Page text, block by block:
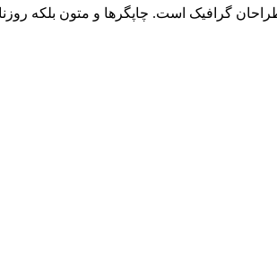
گرافیک است. چاپگرها و متون بلکه